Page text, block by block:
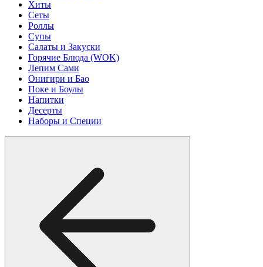
Хиты
Сеты
Роллы
Супы
Салаты и Закуски
Горячие Блюда (WOK)
Лепим Сами
Онигири и Бао
Поке и Боулы
Напитки
Десерты
Наборы и Специи